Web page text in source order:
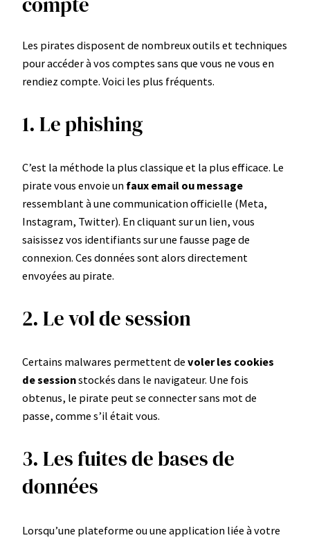
Les pirates disposent de nombreux outils et techniques
pour accéder à vos comptes sans que vous ne vous en
rendiez compte. Voici les plus fréquents.
1. Le phishing
C’est la méthode la plus classique et la plus efficace. Le
pirate vous envoie un faux email ou message
ressemblant à une communication officielle (Meta,
Instagram, Twitter). En cliquant sur un lien, vous
saisissez vos identifiants sur une fausse page de
connexion. Ces données sont alors directement
envoyées au pirate.
2. Le vol de session
Certains malwares permettent de voler les cookies
de sessionstockés dans le navigateur. Une fois
obtenus, le pirate peut se connecter sans mot de
passe, comme s’il était vous.
3. Les fuites de bases de
données
Lorsqu’une plateforme ou une application liée à votre